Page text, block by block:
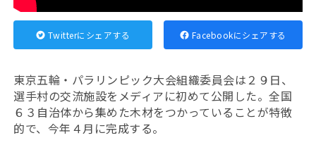
Twitterにシェアする Facebookにシェアする
東京五輪・パラリンピック大会組織委員会は２９日、
選手村の交流施設をメディアに初めて公開した。全国
６３自治体から集めた木材をつかっていることが特徴
的で、今年４月に完成する。